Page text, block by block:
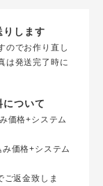
りします
のでお作り直し
は発送完了時に
について
価格+システム
価格+システム
返金致しま